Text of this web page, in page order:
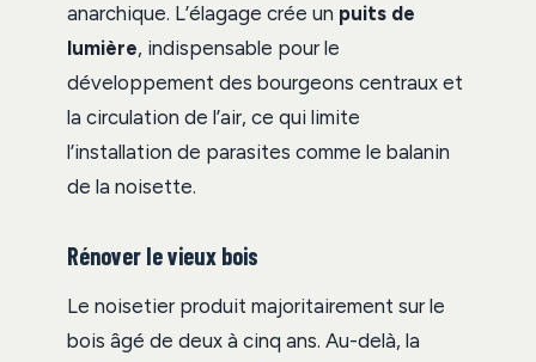
anarchique. L’élagage crée un puits de
lumière, indispensable pour le
développement des bourgeons centraux et
la circulation de l’air, ce qui limite
l’installation de parasites comme le balanin
de la noisette.
Rénover le vieux bois
Le noisetier produit majoritairement sur le
bois âgé de deux à cinq ans. Au-delà, la